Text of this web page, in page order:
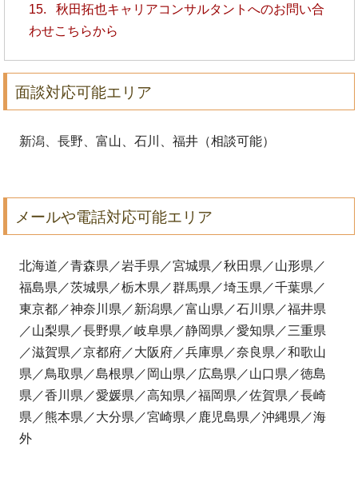
15.
秋田拓也キャリアコンサルタントへのお問い合
わせこちらから
面談対応可能エリア
新潟、長野、富山、石川、福井（相談可能）
メールや電話対応可能エリア
北海道／青森県／岩手県／宮城県／秋田県／山形県／
福島県／茨城県／栃木県／群馬県／埼玉県／千葉県／
東京都／神奈川県／新潟県／富山県／石川県／福井県
／山梨県／長野県／岐阜県／静岡県／愛知県／三重県
／滋賀県／京都府／大阪府／兵庫県／奈良県／和歌山
県／鳥取県／島根県／岡山県／広島県／山口県／徳島
県／香川県／愛媛県／高知県／福岡県／佐賀県／長崎
県／熊本県／大分県／宮崎県／鹿児島県／沖縄県／海
外